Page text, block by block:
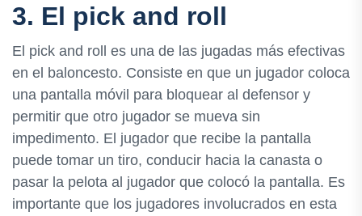
3. El pick and roll
El pick and roll es una de las jugadas más efectivas
en el baloncesto. Consiste en que un jugador coloca
una pantalla móvil para bloquear al defensor y
permitir que otro jugador se mueva sin
impedimento. El jugador que recibe la pantalla
puede tomar un tiro, conducir hacia la canasta o
pasar la pelota al jugador que colocó la pantalla. Es
importante que los jugadores involucrados en esta